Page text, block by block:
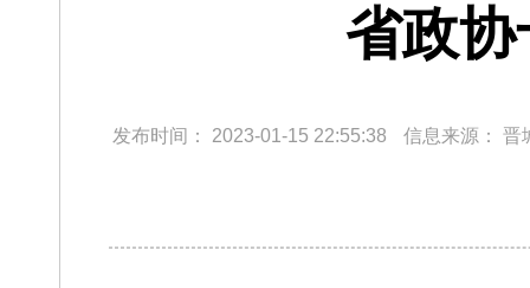
省政
发布时间： 2023-01-15 22:55:38 信息来源： 晋